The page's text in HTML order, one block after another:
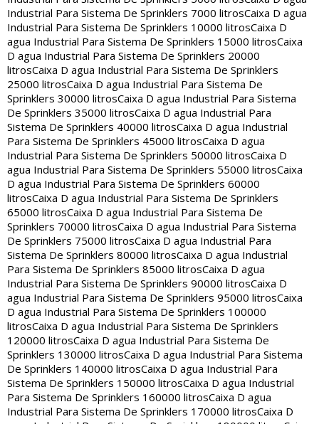
Industrial Para Sistema De Sprinklers 7000 litrosCaixa D agua
Industrial Para Sistema De Sprinklers 10000 litrosCaixa D
agua Industrial Para Sistema De Sprinklers 15000 litrosCaixa
D agua Industrial Para Sistema De Sprinklers 20000
litrosCaixa D agua Industrial Para Sistema De Sprinklers
25000 litrosCaixa D agua Industrial Para Sistema De
Sprinklers 30000 litrosCaixa D agua Industrial Para Sistema
De Sprinklers 35000 litrosCaixa D agua Industrial Para
Sistema De Sprinklers 40000 litrosCaixa D agua Industrial
Para Sistema De Sprinklers 45000 litrosCaixa D agua
Industrial Para Sistema De Sprinklers 50000 litrosCaixa D
agua Industrial Para Sistema De Sprinklers 55000 litrosCaixa
D agua Industrial Para Sistema De Sprinklers 60000
litrosCaixa D agua Industrial Para Sistema De Sprinklers
65000 litrosCaixa D agua Industrial Para Sistema De
Sprinklers 70000 litrosCaixa D agua Industrial Para Sistema
De Sprinklers 75000 litrosCaixa D agua Industrial Para
Sistema De Sprinklers 80000 litrosCaixa D agua Industrial
Para Sistema De Sprinklers 85000 litrosCaixa D agua
Industrial Para Sistema De Sprinklers 90000 litrosCaixa D
agua Industrial Para Sistema De Sprinklers 95000 litrosCaixa
D agua Industrial Para Sistema De Sprinklers 100000
litrosCaixa D agua Industrial Para Sistema De Sprinklers
120000 litrosCaixa D agua Industrial Para Sistema De
Sprinklers 130000 litrosCaixa D agua Industrial Para Sistema
De Sprinklers 140000 litrosCaixa D agua Industrial Para
Sistema De Sprinklers 150000 litrosCaixa D agua Industrial
Para Sistema De Sprinklers 160000 litrosCaixa D agua
Industrial Para Sistema De Sprinklers 170000 litrosCaixa D